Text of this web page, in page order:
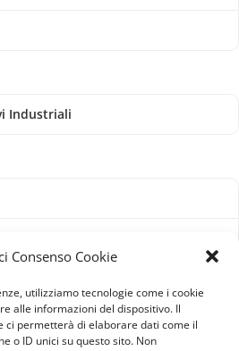
Consenso Cookie
utilizziamo tecnologie come i cookie
alle informazioni del dispositivo. Il
ci permetterà di elaborare dati come il
o ID unici su questo sito. Non
Industriali